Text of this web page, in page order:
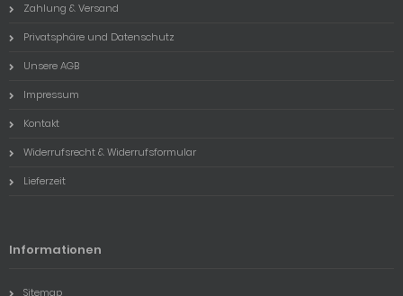
Zahlung & Versand
Privatsphäre und Datenschutz
Unsere AGB
Impressum
Kontakt
Widerrufsrecht & Widerrufsformular
Lieferzeit
Informationen
Sitemap